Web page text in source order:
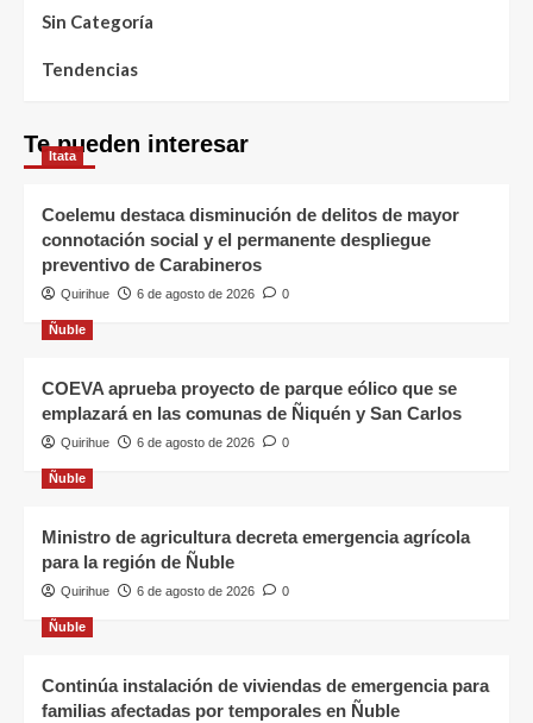
Sin Categoría
Tendencias
Te pueden interesar
Itata
Coelemu destaca disminución de delitos de mayor
connotación social y el permanente despliegue
preventivo de Carabineros
Quirihue 6 de agosto de 2026 0
Ñuble
COEVA aprueba proyecto de parque eólico que se
emplazará en las comunas de Ñiquén y San Carlos
Quirihue 6 de agosto de 2026 0
Ñuble
Ministro de agricultura decreta emergencia agrícola
para la región de Ñuble
Quirihue 6 de agosto de 2026 0
Ñuble
Continúa instalación de viviendas de emergencia para
familias afectadas por temporales en Ñuble